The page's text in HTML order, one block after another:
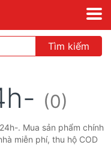
Tìm kiếm
(0)
. Mua sản phẩm chính
miễn phí, thu hộ COD